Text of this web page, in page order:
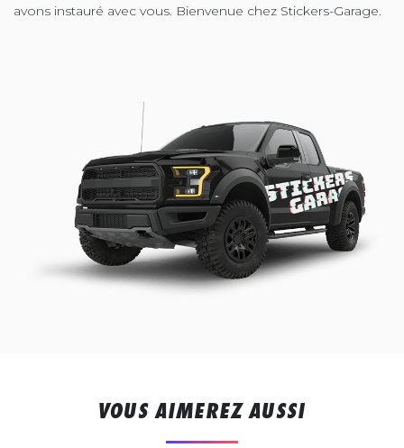
avons instauré avec vous. Bienvenue chez Stickers-Garage.
VOUS AIMEREZ AUSSI